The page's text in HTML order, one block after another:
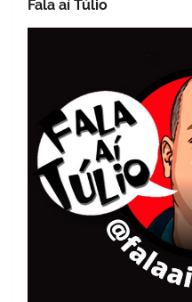
Fala aí Túlio